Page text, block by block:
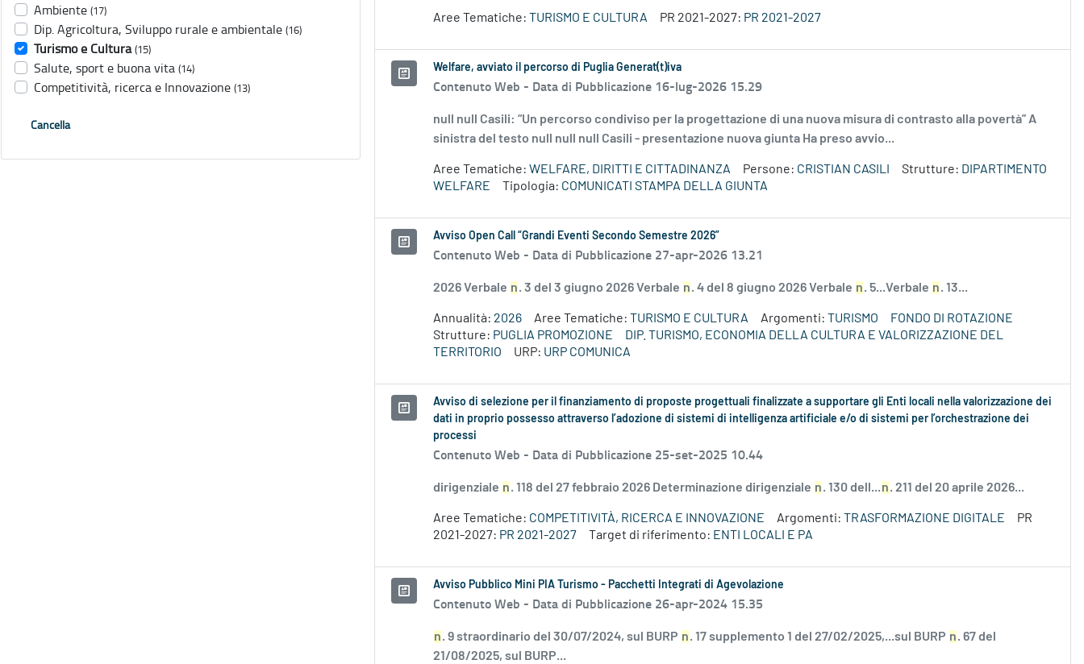
Ambiente (17)
Dip. Agricoltura, Sviluppo rurale e ambientale (16)
Turismo e Cultura (15)
Salute, sport e buona vita (14)
Competitività, ricerca e Innovazione (13)
Cancella
Aree Tematiche: TURISMO E CULTURA PR 2021-2027: PR 2021-2027
Welfare, avviato il percorso di Puglia Generat(t)iva
Contenuto Web - Data di Pubblicazione 16-lug-2026 15.29
null null Casili: “Un percorso condiviso per la progettazione di una nuova misura di contrasto alla povertà” A
sinistra del testo null null null Casili - presentazione nuova giunta Ha preso avvio...
Aree Tematiche: WELFARE, DIRITTI E CITTADINANZA Persone: CRISTIAN CASILI Strutture: DIPARTIMENTO
WELFARE
Tipologia: COMUNICATI STAMPA DELLA GIUNTA
Avviso Open Call “Grandi Eventi Secondo Semestre 2026”
Contenuto Web - Data di Pubblicazione 27-apr-2026 13.21
2026 Verbale n. 3 del 3 giugno 2026 Verbale n. 4 del 8 giugno 2026 Verbale n. 5...Verbale n. 13...
Annualità: 2026 Aree Tematiche: TURISMO E CULTURA Argomenti: TURISMO
FONDO DI ROTAZIONE
Strutture: PUGLIA PROMOZIONE
DIP. TURISMO, ECONOMIA DELLA CULTURA E VALORIZZAZIONE DEL
TERRITORIO
URP: URP COMUNICA
Avviso di selezione per il finanziamento di proposte progettuali finalizzate a supportare gli Enti locali nella valorizzazione dei
dati in proprio possesso attraverso l’adozione di sistemi di intelligenza artificiale e/o di sistemi per l’orchestrazione dei
processi
Contenuto Web - Data di Pubblicazione 25-set-2025 10.44
dirigenziale n. 118 del 27 febbraio 2026 Determinazione dirigenziale n. 130 dell...n. 211 del 20 aprile 2026...
Aree Tematiche: COMPETITIVITÀ, RICERCA E INNOVAZIONE Argomenti: TRASFORMAZIONE DIGITALE
PR
2021-2027: PR 2021-2027 Target di riferimento: ENTI LOCALI E PA
Avviso Pubblico Mini PIA Turismo - Pacchetti Integrati di Agevolazione
Contenuto Web - Data di Pubblicazione 26-apr-2024 15.35
n. 9 straordinario del 30/07/2024, sul BURP n. 17 supplemento 1 del 27/02/2025,...sul BURP n. 67 del
21/08/2025, sul BURP...